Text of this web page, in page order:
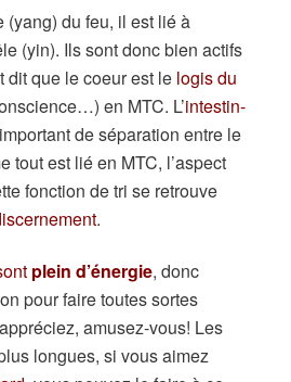
(yang) du feu, il est lié à
(yin). Ils sont donc bien actifs
dit que le coeur est le logis du
en MTC. L’intestin-
de séparation entre le
tout est lié en MTC, l’aspect
fonction de tri se retrouve
.
plein d’énergie, donc
pour faire toutes sortes
amusez-vous! Les
longues, si vous aimez